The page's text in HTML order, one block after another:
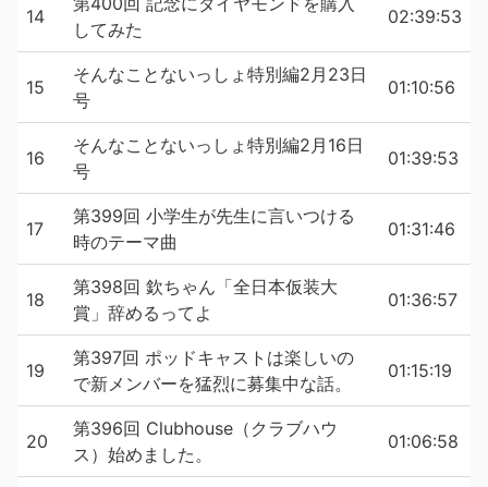
14
してみた
02:39:53
15
そんなことないっしょ特別編2月23日
号
01:10:56
16
そんなことないっしょ特別編2月16日
号
01:39:53
17
第399回 小学生が先生に言いつける
時のテーマ曲
01:31:46
18
第398回 欽ちゃん「全日本仮装大
賞」辞めるってよ
01:36:57
19
第397回 ポッドキャストは楽しいの
で新メンバーを猛烈に募集中な話。
01:15:19
20
第396回 Clubhouse（クラブハウ
ス）始めました。
01:06:58